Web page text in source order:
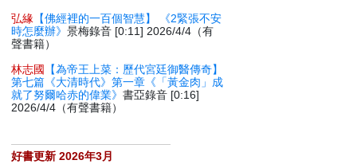
弘緣 【佛經裡的一百個智慧】 《2緊張不安
時怎麼辦》景梅錄音 [0:11] 2026/4/4（有
聲書籍）
林志國
【為帝王上菜：歷代宮廷御醫傳奇】
第七篇《大清時代》第一章《「黃金肉」成
就了努爾哈赤的偉業》書亞錄音 [0:16]
2026/4/4（有聲書籍）
好書更新 2026年3月